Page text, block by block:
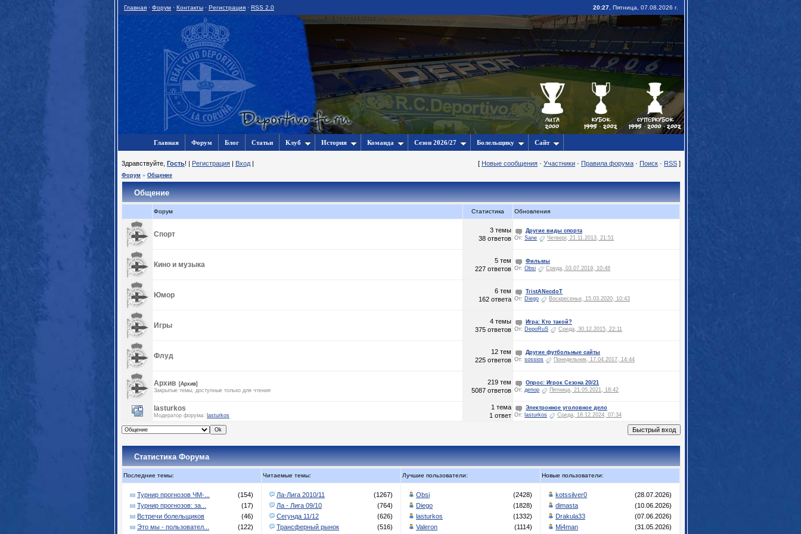
Главная · Форум · Контакты · Регистрация · RSS 2.0 20:27 , Пятница, 07.08.2026 г.
Главная Форум Блог Статьи Клуб История Команда Сезон 2026/27 Болельщику Сайт
3дравствуйте, Гость! | Регистрация | Вход | [ Новые сообщения · Участники · Правила форума · Поиск · RSS ]
Форум » Общение
Общение
Форум Статистика Обновления
Спорт
3 темы
38 ответов
Другие виды спорта
От: Sane Четверг, 21.11.2013, 21:51
Кино и музыка
5 тем
227 ответов
Фильмы
От: Obsi Среда, 03.07.2019, 10:48
Юмор
6 тем
162 ответа
TristANecdoT
От: Diego Воскресенье, 15.03.2020, 10:43
Игры
4 темы
375 ответов
Игра: Кто такой?
От: DepoRuS Среда, 30.12.2015, 22:11
Флуд
12 тем
225 ответов
Другие футбольные сайты
От: sossios Понедельник, 17.04.2017, 14:44
Архив [Архив]
Закрытые темы, доступные только для чтения
219 тем
5087 ответов
Опрос: Игрок Сезона 20/21
От: депор Пятница, 21.05.2021, 18:42
lasturkos
Модератор форума: lasturkos
1 тема
1 ответ
Электронное уголовное дело
От: lasturkos Среда, 18.12.2024, 07:34
Статистика Форума
Последние темы: Читаемые темы: Лучшие пользователи: Новые пользователи:
Турнир прогнозов ЧМ-...
(154)
Турнир прогнозов: за...
(17)
Встречи болельщиков
(46)
Это мы - пользовател...
(122)
Ла-Лига 2010/11
(1267)
Ла - Лига 09/10
(764)
Сегунда 11/12
(626)
Трансферный рынок
(516)
Obsi
(2428)
Diego
(1828)
lasturkos
(1332)
Valeron
(1114)
kotssilver0
(28.07.2026)
dimasta
(10.06.2026)
Drakula33
(07.06.2026)
Mi4man
(31.05.2026)